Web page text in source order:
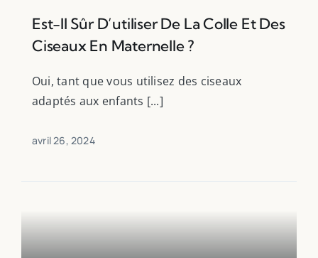
Est-Il Sûr D’utiliser De La Colle Et Des
Ciseaux En Maternelle ?
Oui, tant que vous utilisez des ciseaux
adaptés aux enfants [...]
avril 26, 2024